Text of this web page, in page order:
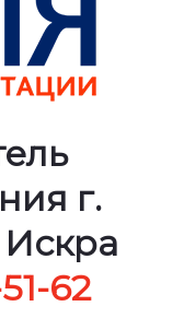
г.
Искра
62